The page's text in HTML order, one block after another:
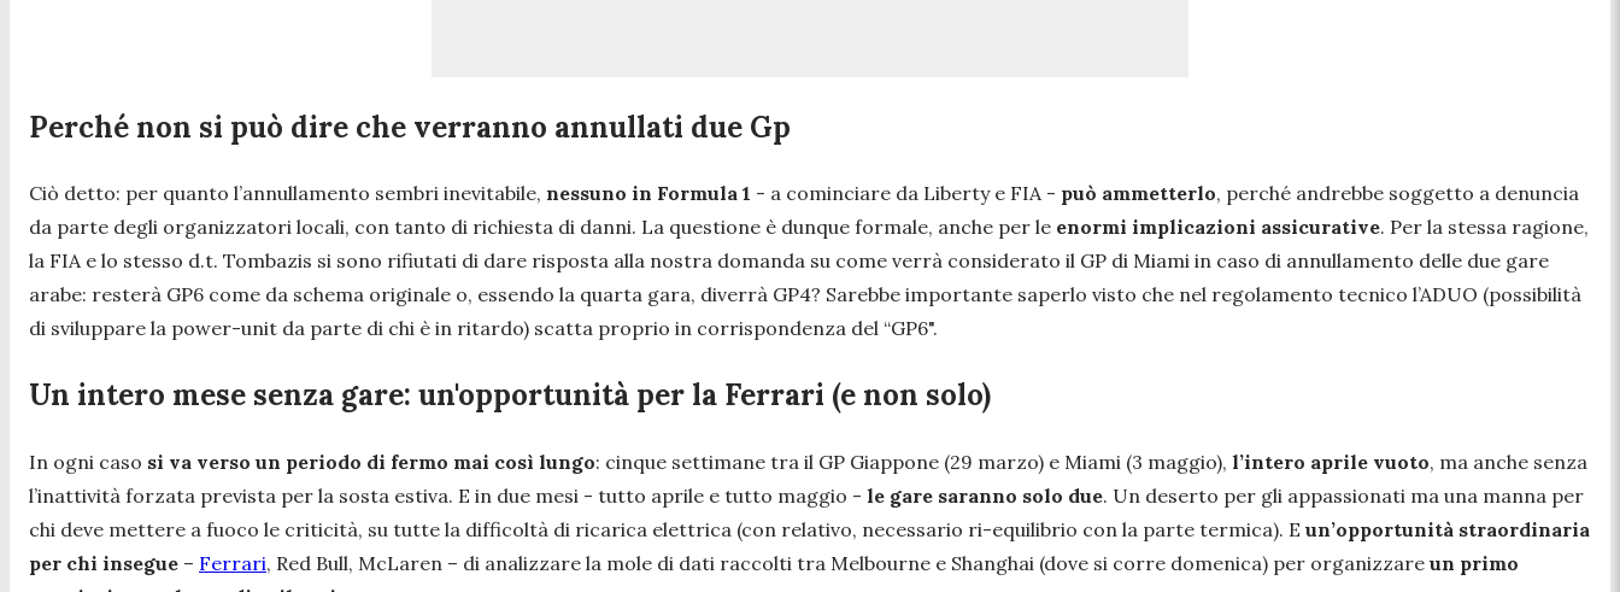
Perché non si può dire che verranno annullati due Gp
Ciò detto: per quanto l’annullamento sembri inevitabile, nessuno in Formula 1 - a cominciare da Liberty e FIA - può ammetterlo, perché andrebbe soggetto a denuncia
da parte degli organizzatori locali, con tanto di richiesta di danni. La questione è dunque formale, anche per le enormi implicazioni assicurative. Per la stessa ragione,
la FIA e lo stesso d.t. Tombazis si sono rifiutati di dare risposta alla nostra domanda su come verrà considerato il GP di Miami in caso di annullamento delle due gare
arabe: resterà GP6 come da schema originale o, essendo la quarta gara, diverrà GP4? Sarebbe importante saperlo visto che nel regolamento tecnico l’ADUO (possibilità
di sviluppare la power-unit da parte di chi è in ritardo) scatta proprio in corrispondenza del “GP6".
Un intero mese senza gare: un'opportunità per la Ferrari (e non solo)
In ogni caso si va verso un periodo di fermo mai così lungo: cinque settimane tra il GP Giappone (29 marzo) e Miami (3 maggio), l’intero aprile vuoto, ma anche senza
l’inattività forzata prevista per la sosta estiva. E in due mesi - tutto aprile e tutto maggio - le gare saranno solo due. Un deserto per gli appassionati ma una manna per
chi deve mettere a fuoco le criticità, su tutte la difficoltà di ricarica elettrica (con relativo, necessario ri-equilibrio con la parte termica). E un’opportunità straordinaria
per chi insegue – Ferrari, Red Bull, McLaren – di analizzare la mole di dati raccolti tra Melbourne e Shanghai (dove si corre domenica) per organizzare un primo